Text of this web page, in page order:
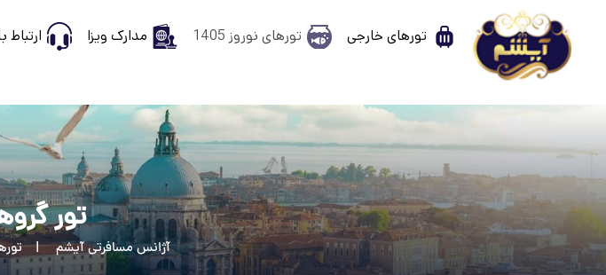
تورهای خارجی تورهای نوروز 1405 مدارک ویزا ارتباط
تور
آژانس مسافرتی آیشم